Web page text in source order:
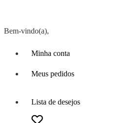
Bem-vindo(a),
Minha conta
Meus pedidos
Lista de desejos